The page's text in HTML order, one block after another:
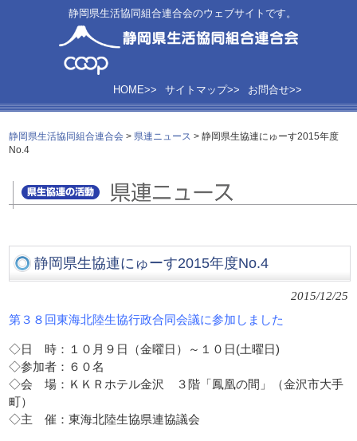
静岡県生活協同組合連合会のウェブサイトです。
お問合せ>>
サイトマップ>>
HOME>>
静岡県生活協同組合連合会 > 県連ニュース >静岡県生協連にゅーす2015年度
No.4
静岡県生協連にゅーす2015年度No.4
2015/12/25
第３８回東海北陸生協行政合同会議に参加しました
◇日 時：１０月９日（金曜日）～１０日(土曜日)
◇参加者：６０名
◇会 場：ＫＫＲホテル金沢 ３階「鳳凰の間」（金沢市大手
町）
◇主 催：東海北陸生協県連協議会